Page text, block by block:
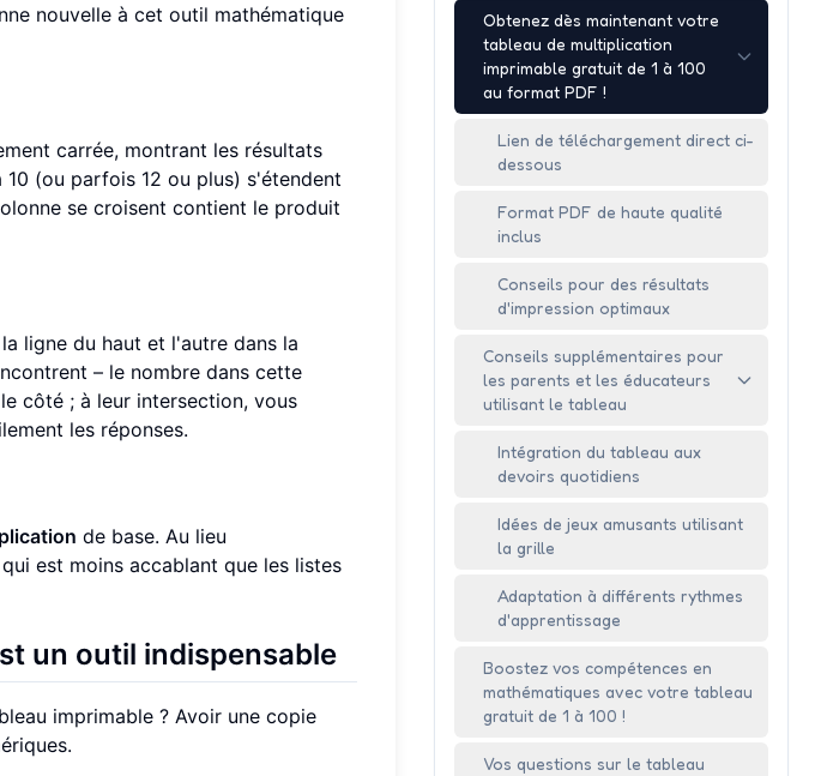
nouvelle à cet outil mathématique
carrée, montrant les résultats
(ou parfois 12 ou plus) s'étendent
se croisent contient le produit
ligne du haut et l'autre dans la
– le nombre dans cette
côté ; à leur intersection, vous
les réponses.
de base. Au lieu
est moins accablant que les listes
un outil indispensable
imprimable ? Avoir une copie
Obtenez dès maintenant votre
tableau de multiplication
imprimable gratuit de 1 à 100
au format PDF !
Lien de téléchargement direct ci-
dessous
Format PDF de haute qualité
inclus
Conseils pour des résultats
d'impression optimaux
Conseils supplémentaires pour
les parents et les éducateurs
utilisant le tableau
Intégration du tableau aux
devoirs quotidiens
Idées de jeux amusants utilisant
la grille
Adaptation à différents rythmes
d'apprentissage
Boostez vos compétences en
mathématiques avec votre tableau
gratuit de 1 à 100 !
Vos questions sur le tableau